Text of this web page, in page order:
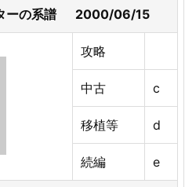
ターの系譜 2000/06/15
攻略
中古 c
移植等 d
続編 e